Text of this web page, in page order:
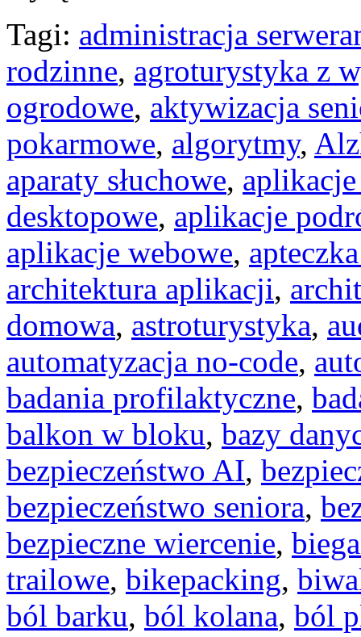
Tagi: administracja
rodzinne, agroturystyka z
ogrodowe, aktywizacja
pokarmowe, algorytmy,
aparaty słuchowe,
desktopowe, aplikacje
aplikacje webowe,
architektura aplikacji,
domowa, astroturystyka,
automatyzacja no-code,
badania profilaktyczne,
balkon w bloku, bazy
bezpieczeństwo AI,
bezpieczeństwo seniora,
bezpieczne wiercenie,
trailowe, bikepacking,
ból barku, ból kolana, ból